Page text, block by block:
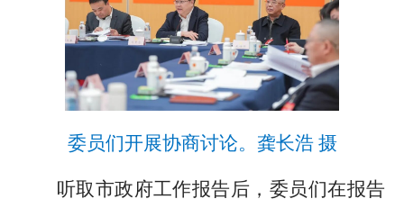
委员们开展协商讨论。龚长浩 摄
听取市政府工作报告后，委员们在报告